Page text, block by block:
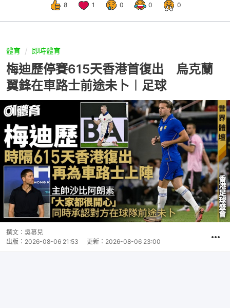
8 1 0 0 0
體育 即時體育
梅迪歷停賽615天香港首復出 烏克蘭
翼鋒在車路士前途未卜︱足球
撰文： 吳慕兒
出版： 2026-08-06 21:53 更新： 2026-08-06 23:00